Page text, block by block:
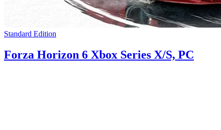
Standard Edition
Forza Horizon 6 Xbox Series X/S, PC